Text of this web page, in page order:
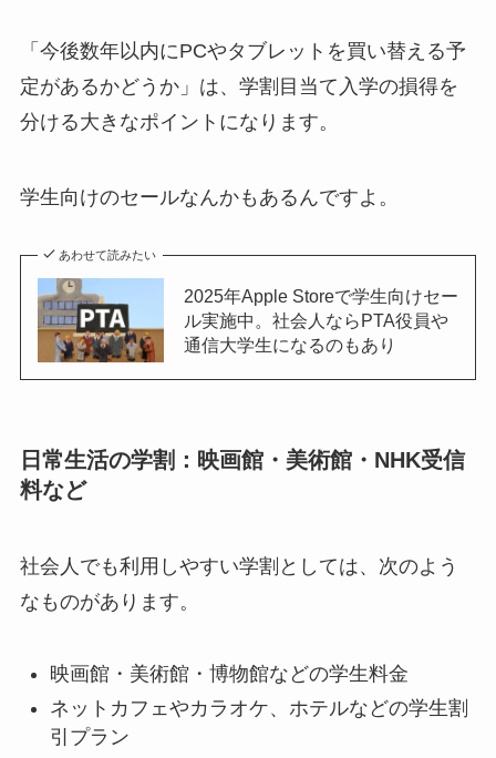
「今後数年以内にPCやタブレットを買い替える予
定があるかどうか」は、学割目当て入学の損得を
分ける大きなポイントになります。
学生向けのセールなんかもあるんですよ。
あわせて読みたい
2025年Apple Storeで学生向けセー
ル実施中。社会人ならPTA役員や
通信大学生になるのもあり
日常生活の学割：映画館・美術館・NHK受信
料など
社会人でも利用しやすい学割としては、次のよう
なものがあります。
映画館・美術館・博物館などの学生料金
ネットカフェやカラオケ、ホテルなどの学生割
引プラン